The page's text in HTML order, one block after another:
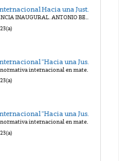
Módulo 2: Categorías colectivas del desarrollo: Los principios de autonomía y complejidad
Módulo 2: Categorías colectivas del desarrollo: El principio de complejidad
Módulo 2: Categorías colectivas del desarrollo: Las capacidades colectivas
Encuentro Internacional Hacia una Justicia Victimal. Homenaje al Prof. Antonio Beristain
1ª Parte-PONENCIA INAUGURAL. ANTONIO BERISTAIN. UN VIVO RECUERDO.
Impacto de la normativa internacional en materia de víctimas de delitos graves, especialmente de terrorismo y de abuso de poder
Encuentro Internacional "Hacia una Justicia victimal". Homenaje al Prof. Antonio Beristain
Impacto de la normativa internacional en materia de víctimas de delitos graves, especialmente de terrorismo y de abuso de poder